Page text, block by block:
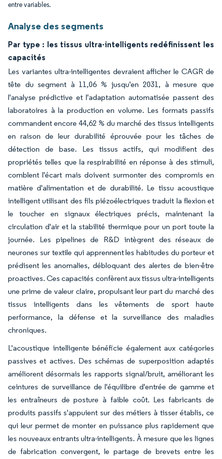
entre variables.
Analyse des segments
Par type : les tissus ultra-intelligents redéfinissent les
capacités
Les variantes ultra-intelligentes devraient afficher le CAGR de
tête du segment à 11,06 % jusqu'en 2031, à mesure que
l'analyse prédictive et l'adaptation automatisée passent des
laboratoires à la production en volume. Les formats passifs
commandent encore 44,62 % du marché des tissus intelligents
en raison de leur durabilité éprouvée pour les tâches de
détection de base. Les tissus actifs, qui modifient des
propriétés telles que la respirabilité en réponse à des stimuli,
comblent l'écart mais doivent surmonter des compromis en
matière d'alimentation et de durabilité. Le tissu acoustique
intelligent utilisant des fils piézoélectriques traduit la flexion et
le toucher en signaux électriques précis, maintenant la
circulation d'air et la stabilité thermique pour un port toute la
journée. Les pipelines de R&D intègrent des réseaux de
neurones sur textile qui apprennent les habitudes du porteur et
prédisent les anomalies, débloquant des alertes de bien-être
proactives. Ces capacités confèrent aux tissus ultra-intelligents
une prime de valeur claire, propulsant leur part du marché des
tissus intelligents dans les vêtements de sport haute
performance, la défense et la surveillance des maladies
chroniques.
L'acoustique intelligente bénéficie également aux catégories
passives et actives. Des schémas de superposition adaptés
améliorent désormais les rapports signal/bruit, améliorant les
ceintures de surveillance de l'équilibre d'entrée de gamme et
les entraîneurs de posture à faible coût. Les fabricants de
produits passifs s'appuient sur des métiers à tisser établis, ce
qui leur permet de monter en puissance plus rapidement que
les nouveaux entrants ultra-intelligents. À mesure que les lignes
de fabrication convergent, le partage de brevets entre les